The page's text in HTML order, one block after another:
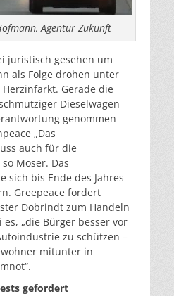
Agentur Zukunft
juristisch gesehen um
als Folge drohen unter
Gerade die
Dieselwagen
genommen
„Das
auch für die
Moser. Das
sich bis Ende des Jahres
Greepeace fordert
Dobrindt zum Handeln
es, „die Bürger besser vor
zu schützen –
mitunter in
gefordert